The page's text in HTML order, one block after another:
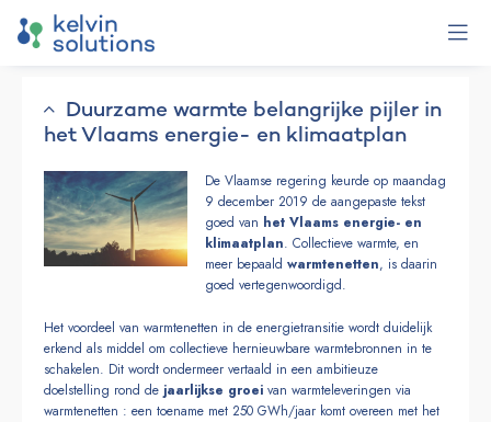
Duurzame warmte belangrijke pijler in
het Vlaams energie- en klimaatplan
De Vlaamse regering keurde op maandag
9 december 2019 de aangepaste tekst
goed van het Vlaams energie- en
klimaatplan. Collectieve warmte, en
meer bepaaldwarmtenetten, is daarin
goed vertegenwoordigd.
Het voordeel van warmtenetten in de energietransitie wordt duidelijk
erkend als middel om collectieve hernieuwbare warmtebronnen in te
schakelen. Dit wordt ondermeer vertaald in een ambitieuze
doelstelling rond de jaarlijkse groei van warmteleveringen via
warmtenetten : een toename met 250 GWh/jaar komt overeen met het